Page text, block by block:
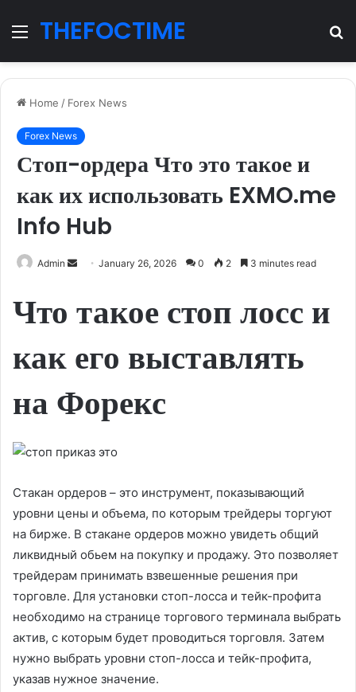
Menu
THEFOCTIME
Home / Forex News
Forex News
Стоп-ордера Что это такое и
как их использовать EXMO.me
Info Hub
Admin
SendJanuary 26, 2026 0 2 3 minutes read
Что такое стоп лосс и
как его выставлять
на Форекс
Стакан ордеров – это инструмент, показывающий
уровни цены и объема, по которым трейдеры торгуют
на бирже. В стакане ордеров можно увидеть общий
ликвидный обьем на покупку и продажу. Это позволяет
трейдерам принимать взвешенные решения при
торговле. Для установки стоп-лосса и тейк-профита
необходимо на странице торгового терминала выбрать
актив, с которым будет проводиться торговля. Затем
нужно выбрать уровни стоп-лосса и тейк-профита,
указав нужное значение.